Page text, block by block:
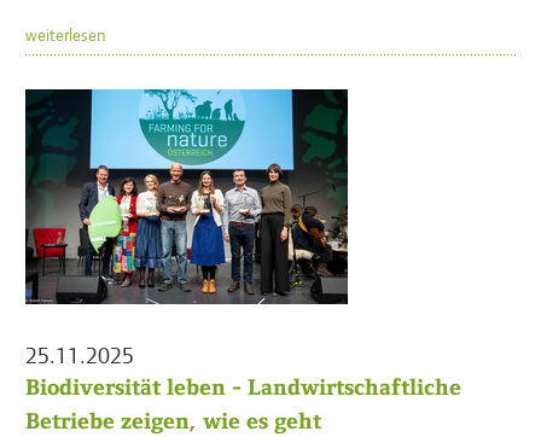
weiterlesen
25.11.2025
Biodiversität leben - Landwirtschaftliche
Betriebe zeigen, wie es geht